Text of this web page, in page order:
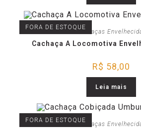
FORA DE ESTOQUE
Cachaças
Cachaça A Locomotiva
R$ 58,00
Leia mais
FORA DE ESTOQUE
Cachaças